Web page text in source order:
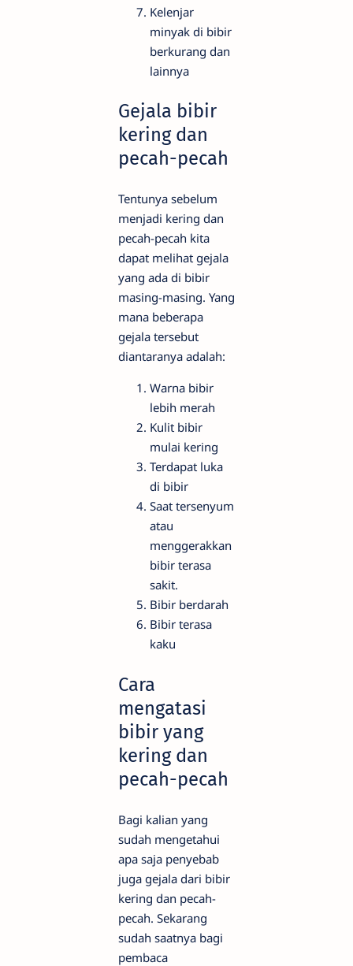
Kelenjar
minyak di bibir
berkurang dan
lainnya
Gejala bibir
kering dan
pecah-pecah
Tentunya sebelum
menjadi kering dan
pecah-pecah kita
dapat melihat gejala
yang ada di bibir
masing-masing. Yang
mana beberapa
gejala tersebut
diantaranya adalah:
Warna bibir
lebih merah
Kulit bibir
mulai kering
Terdapat luka
di bibir
Saat tersenyum
atau
menggerakkan
bibir terasa
sakit.
Bibir berdarah
Bibir terasa
kaku
Cara
mengatasi
bibir yang
kering dan
pecah-pecah
Bagi kalian yang
sudah mengetahui
apa saja penyebab
juga gejala dari bibir
kering dan pecah-
pecah. Sekarang
sudah saatnya bagi
pembaca